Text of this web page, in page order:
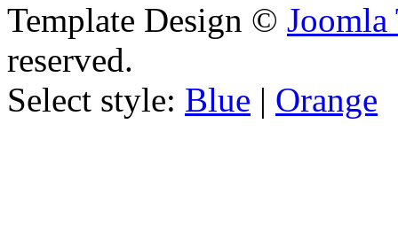
Template Design © Joomla
reserved.
Select style: Blue | Orange